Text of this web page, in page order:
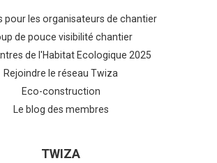
pour les organisateurs de chantier
de pouce visibilité chantier
de l'Habitat Ecologique 2025
Rejoindre le réseau Twiza
Eco-construction
Le blog des membres
TWIZA